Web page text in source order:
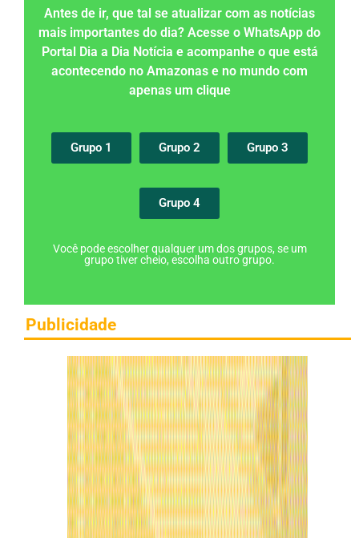
Antes de ir, que tal se atualizar com as notícias
mais importantes do dia? Acesse o WhatsApp do
Portal Dia a Dia Notícia e acompanhe o que está
acontecendo no Amazonas e no mundo com
apenas um clique
Grupo 1 Grupo 2 Grupo 3
Grupo 4
Você pode escolher qualquer um dos grupos, se um
grupo tiver cheio, escolha outro grupo.
Publicidade